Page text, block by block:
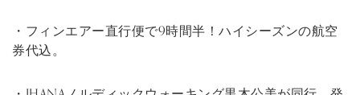
・フィンエアー直行便で9時間半！ハイシーズンの航空
券代込。